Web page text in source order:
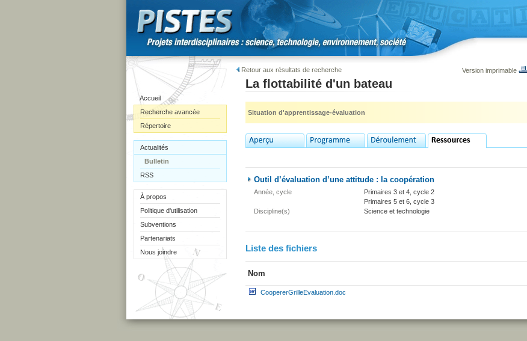
Accueil
Recherche avancée
Répertoire
Actualités
Bulletin
RSS
À propos
Politique d'utilisation
Subventions
Partenariats
Nous joindre
Retour aux résultats de recherche Version imprimable
La flottabilité d'un bateau
Situation d'apprentissage-évaluation
Outil d’évaluation d’une attitude : la coopération
Année, cycle
Primaires 3 et 4, cycle 2
Primaires 5 et 6, cycle 3
Discipline(s)
Science et technologie
Liste des fichiers
Nom
CoopererGrilleEvaluation.doc